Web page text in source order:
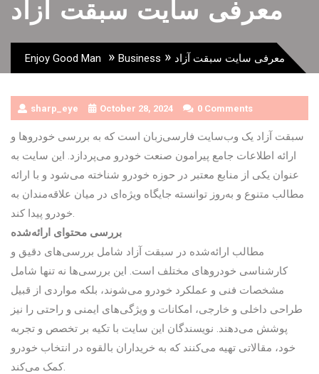
معرفی سایت سبقت آزاد
Enjoy Good Man » Business » معرفی سایت سبقت آزاد
sharp_eye October 28, 2024 0 Comments
سبقت آزاد یک وب‌سایت فارسی‌زبان است که به بررسی خودروها و
ارائه اطلاعات جامع پیرامون صنعت خودرو می‌پردازد. این سایت به
عنوان یکی از منابع معتبر در حوزه خودرو شناخته می‌شود و با ارائه
مطالب متنوع و به‌روز توانسته جایگاه ویژه‌ای در میان علاقه‌مندان به
خودرو پیدا کند.
بررسی محتوای ارائه‌شده
مطالب ارائه‌شده در سبقت آزاد شامل بررسی‌های دقیق و
کارشناسی خودروهای مختلف است. این بررسی‌ها نه تنها شامل
مشخصات فنی و عملکرد خودرو می‌شوند، بلکه مواردی از قبیل
طراحی داخلی و خارجی، امکانات و ویژگی‌های ایمنی و راحتی را نیز
پوشش می‌دهند. نویسندگان این سایت با تکیه بر تخصص و تجربه
خود، مقالاتی تهیه می‌کنند که به خریداران بالقوه در انتخاب خودرو
کمک می‌کند.